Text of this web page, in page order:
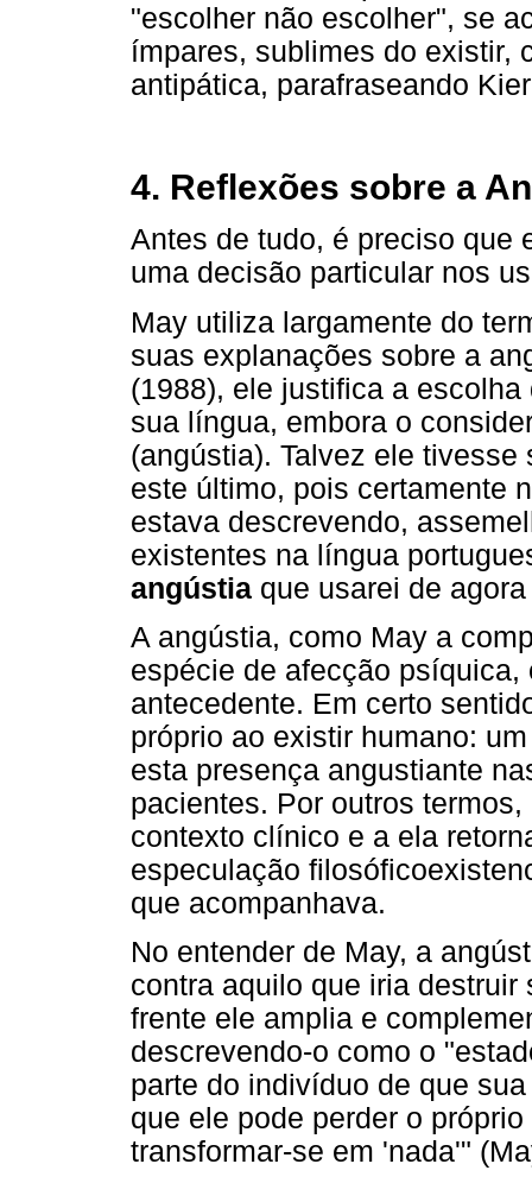
"escolher não escolher", se
ímpares, sublimes do existir,
antipática, parafraseando
4. Reflexões sobre a
Antes de tudo, é preciso que
uma decisão particular nos
May utiliza largamente do
suas explanações sobre a
(1988), ele justifica a
sua língua, embora o
(angústia). Talvez ele
este último, pois certamente
estava descrevendo,
existentes na língua
angústia que usarei de
A angústia, como May a
espécie de afecção
antecedente. Em certo
próprio ao existir humano:
esta presença angustiante
pacientes. Por outros
contexto clínico e a ela
especulação
que acompanhava.
No entender de May, a
contra aquilo que iria destruir
frente ele amplia e
descrevendo-o como o
parte do indivíduo de que
que ele pode perder o
transformar-se em 'nada'"